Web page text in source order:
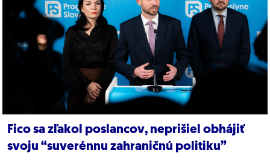
Fico sa zľakol poslancov, neprišiel obhájiť
svoju “suverénnu zahraničnú politiku”